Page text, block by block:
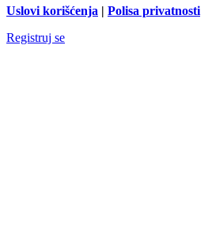
Uslovi korišćenja | Polisa privatnosti
Registruj se